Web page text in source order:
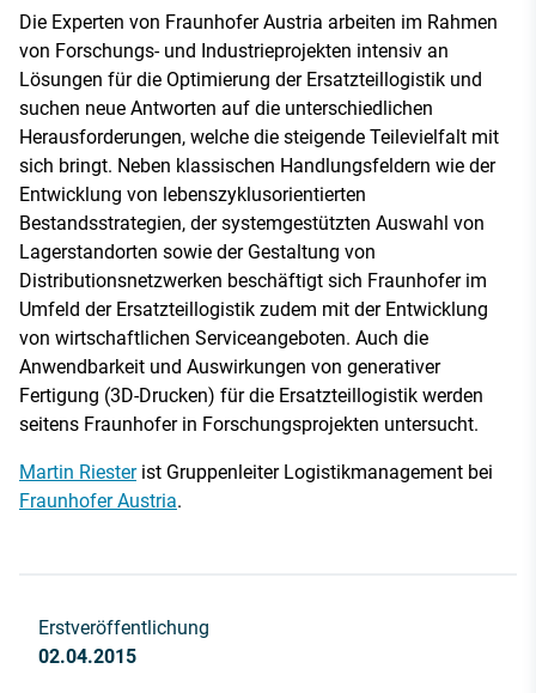
Die Experten von Fraunhofer Austria arbeiten im Rahmen
von Forschungs- und Industrieprojekten intensiv an
Lösungen für die Optimierung der Ersatzteillogistik und
suchen neue Antworten auf die unterschiedlichen
Herausforderungen, welche die steigende Teilevielfalt mit
sich bringt. Neben klassischen Handlungsfeldern wie der
Entwicklung von lebenszyklusorientierten
Bestandsstrategien, der systemgestützten Auswahl von
Lagerstandorten sowie der Gestaltung von
Distributionsnetzwerken beschäftigt sich Fraunhofer im
Umfeld der Ersatzteillogistik zudem mit der Entwicklung
von wirtschaftlichen Serviceangeboten. Auch die
Anwendbarkeit und Auswirkungen von generativer
Fertigung (3D-Drucken) für die Ersatzteillogistik werden
seitens Fraunhofer in Forschungsprojekten untersucht.
Martin Riesterist Gruppenleiter Logistikmanagement bei
Fraunhofer Austria.
Erstveröffentlichung
02.04.2015